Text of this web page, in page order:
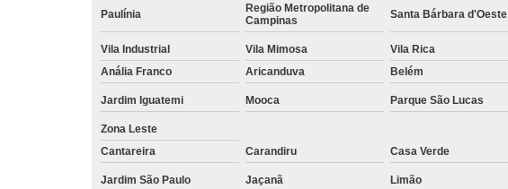
Paulínia
Região Metropolitana de
Campinas
Santa Bárbara d'Oeste
Vila Industrial Vila Mimosa Vila Rica
Anália Franco
Aricanduva Belém
Jardim Iguatemi Mooca Parque São Lucas
Zona Leste
Cantareira
Carandiru Casa Verde
Jardim São Paulo Jaçanã Limão